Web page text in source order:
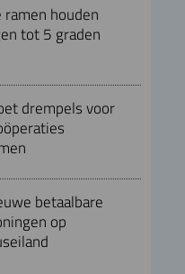
ramen houden
tot 5 graden
drempels voor
betaalbare
op